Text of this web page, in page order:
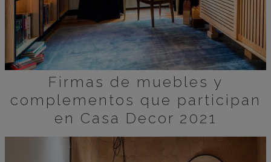
Firmas de muebles y
complementos que participan
en Casa Decor 2021